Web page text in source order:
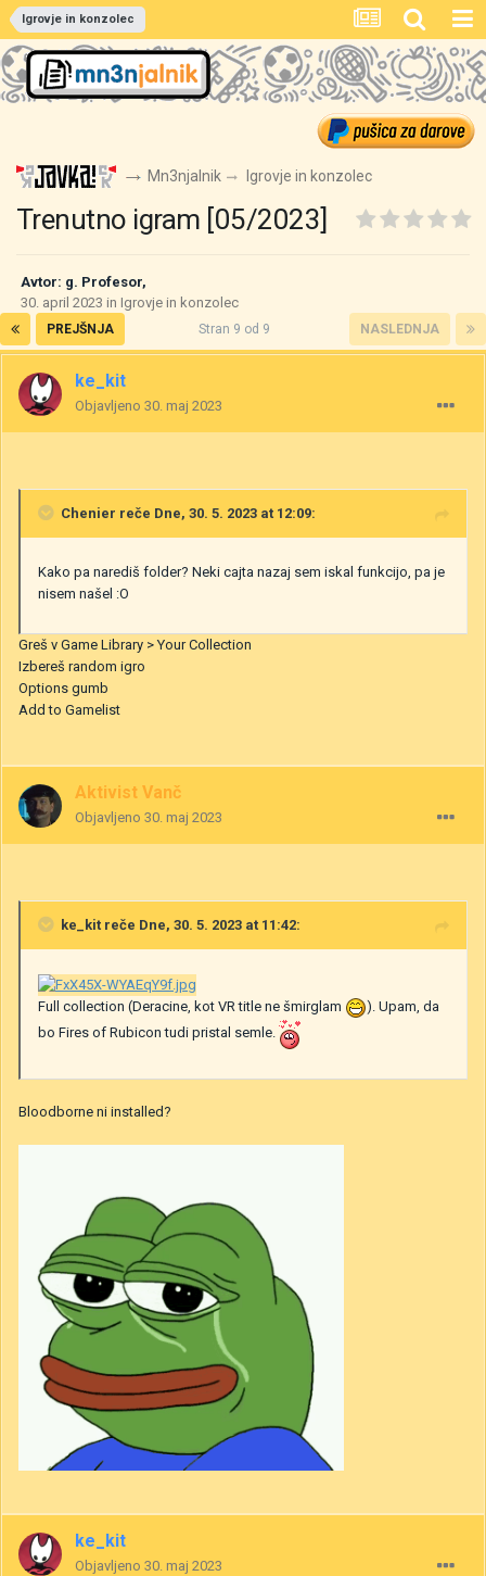
Igrovje in konzolec
Mn3njalnik Igrovje in konzolec
Trenutno igram [05/2023]
Avtor: g. Profesor,
30. april 2023 in Igrovje in konzolec
PREJŠNJA NASLEDNJA
Stran 9 od 9
ke_kit
Objavljeno 30. maj 2023
Chenier reče Dne, 30. 5. 2023 at 12:09:
Kako pa narediš folder? Neki cajta nazaj sem iskal funkcijo, pa je
nisem našel :O
Greš v Game Library > Your Collection
Izbereš random igro
Options gumb
Add to Gamelist
Aktivist Vanč
Objavljeno 30. maj 2023
ke_kit reče Dne, 30. 5. 2023 at 11:42:
Full collection (Deracine, kot VR title ne šmirglam ) . Upam, da
bo Fires of Rubicon tudi pristal semle.
Bloodborne ni installed?
ke_kit
Objavljeno 30. maj 2023